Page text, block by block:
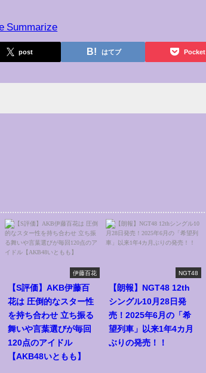
Summarize
post はてブ Pocket
伊藤百花
【S評価】AKB伊藤百
花は 圧倒的なスター性
を持ち合わせ 立ち振る
舞いや言葉選びが毎回
120点のアイドル
【AKB48いともも】
NGT48
【朗報】NGT48 12th
シングル10月28日発
売！2025年6月の「希
望列車」以来1年4カ月
ぶりの発売！！